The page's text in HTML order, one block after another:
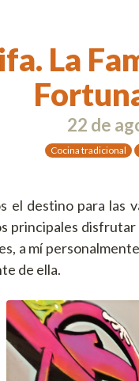
La
22 de
Cocina tradicional
el destino para las
principales
a mí
de ella.